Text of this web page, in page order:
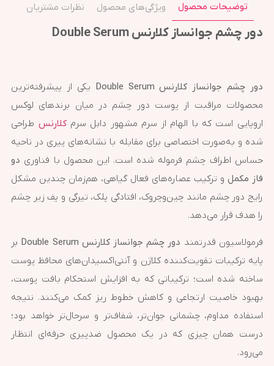
توضیحات محصول ویژگی‌های محصول نظرات مشتریان
دور چشم جوانساز کلارنس Double Serum
دور چشم جوانساز کلارنس Double Serum
یکی از پیشرفته‌ترین
محصولات مراقبت از پوست دور چشم در میان برندهای لوکس
اروپایی است که با الهام از سرم مشهور دابل سرمکلارنس طراحی
شده و به‌صورت اختصاصی برای مقابله با نشانه‌های پیری در ناحیه
حساس اطراف چشم فرموله شده است. این محصول با فناوری دو
فاز مکمل و ترکیب عصاره‌های فعال گیاهی، هم‌زمان چندین مشکل
رایج دور چشم مانند چین‌وچروک، افتادگی پلک، تیرگی و پف زیر چشم
را هدف قرار می‌دهد.
فرمولاسیون قدرتمند دور چشم جوانساز کلارنس Double Serum
بر
پایه ترکیبات تقویت‌کننده کلاژن و آنتی‌اکسیدان‌های محافظ پوست
ساخته شده است؛ ترکیباتی که به افزایش استحکام بافت پوست،
بهبود خاصیت ارتجاعی و کاهش خطوط ریز کمک می‌کنند. نتیجه
استفاده مداوم، چشمانی جوان‌تر، شفاف‌تر و سرحال‌تر خواهد بود؛
درست همان چیزی که در یک محصول ضدپیری حرفه‌ای انتظار
می‌رود.